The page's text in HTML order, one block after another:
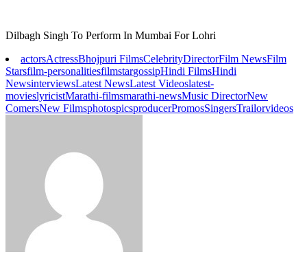
Dilbagh Singh To Perform In Mumbai For Lohri
actorsActressBhojpuri FilmsCelebrityDirectorFilm NewsFilm
Starsfilm-personalitiesfilmstargossipHindi FilmsHindi
NewsinterviewsLatest NewsLatest Videoslatest-
movieslyricistMarathi-filmsmarathi-newsMusic DirectorNew
ComersNew FilmsphotospicsproducerPromosSingersTrailorvideos